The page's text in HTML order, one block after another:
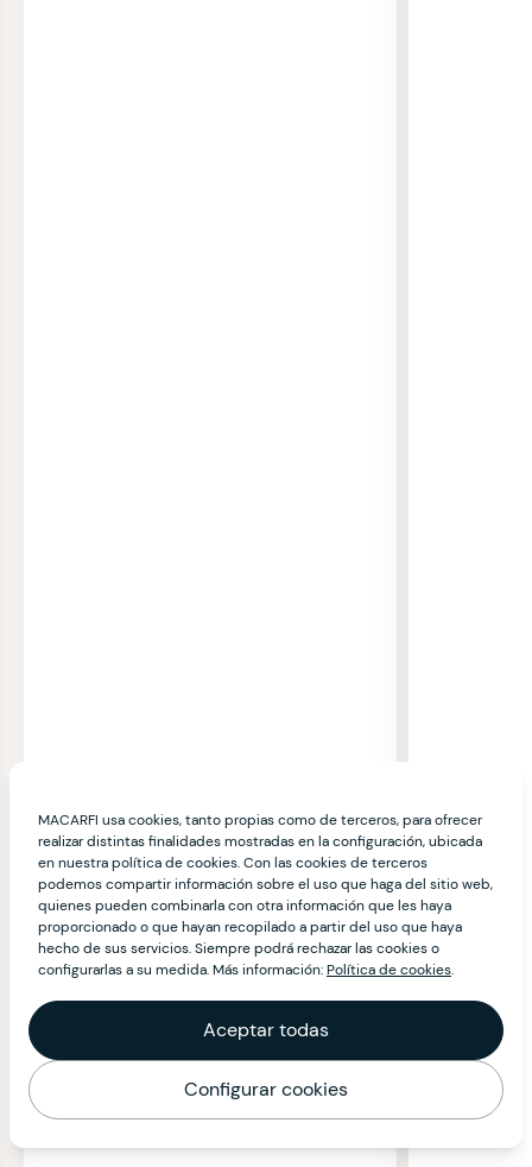
MACARFI usa cookies, tanto propias como de terceros, para ofrecer
realizar distintas finalidades mostradas en la configuración, ubicada
en nuestra política de cookies. Con las cookies de terceros
podemos compartir información sobre el uso que haga del sitio web,
quienes pueden combinarla con otra información que les haya
proporcionado o que hayan recopilado a partir del uso que haya
hecho de sus servicios. Siempre podrá rechazar las cookies o
configurarlas a su medida. Más información:Política de cookies.
Aceptar todas
Configurar cookies